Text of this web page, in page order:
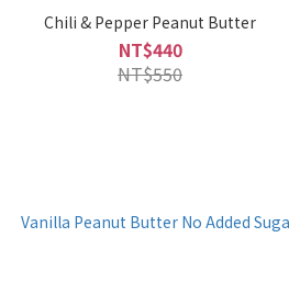
Chili & Pepper Peanut Butter
NT$440
NT$550